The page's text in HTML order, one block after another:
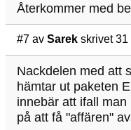
Återkommer med
#7 av Sarek skrivet 31
Nackdelen med att
hämtar ut paketen
innebär att ifall
på att få "affären"